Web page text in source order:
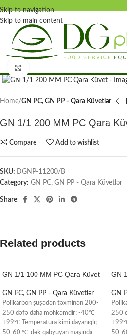
Skip to navigation
Skip to main content
Home GN PC, GN PP - Qara Küvetlər
GN 1/1 200 MM PC Qara
Compare Add to wishlist
SKU: DGNP-11200/B
Category: GN PC, GN PP - Qara Küvetlər
Share:
Related products
GN 1/1 100 MM PC Qara Küvet
GN PC, GN PP - Qara Küvetlər
Polikarbon şüşədən təxminən 200-
250 dəfə daha möhkəmdir; -40℃
+99℃ Temperatura kimi dayanıqlı;
50-60 ℃-dək qabyuyan maşında
GN
GN
250
+99℃
50-